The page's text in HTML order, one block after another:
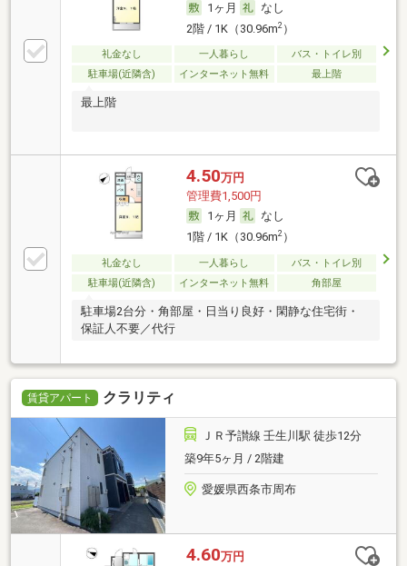
1ヶ月
なし
2階 / 1K（30.96m2）
礼金なし 一人暮らし
バス・トイレ別
駐車場(近隣含)
インターネット無料 最上階
最上階
4.50万円
管理費1,500円
1ヶ月
なし
1階 / 1K（30.96m2）
礼金なし 一人暮らし
バス・トイレ別
駐車場(近隣含)
インターネット無料 角部屋
駐車場2台分・角部屋・日当り良好・閑静な住宅街・
保証人不要／代行
賃貸アパート クラリティ
ＪＲ予讃線 壬生川駅 徒歩12分
築9年5ヶ月 / 2階建
愛媛県西条市周布
4.60万円